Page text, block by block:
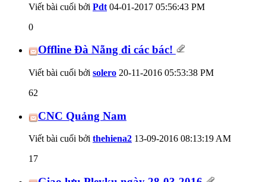
Viết bài cuối bởi Pdt 04-01-2017 05:56:43 PM
0
Offline Đà Nẵng đi các bác!
Viết bài cuối bởi solero 20-11-2016 05:53:38 PM
62
CNC Quảng Nam
Viết bài cuối bởi thehiena2 13-09-2016 08:13:19 AM
17